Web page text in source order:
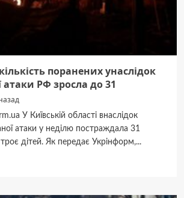
поранених унаслідок
атаки РФ зросла до 31
У Київській області внаслідок
атаки у неділю постраждала 31
дітей. Як передає Укрінформ,...